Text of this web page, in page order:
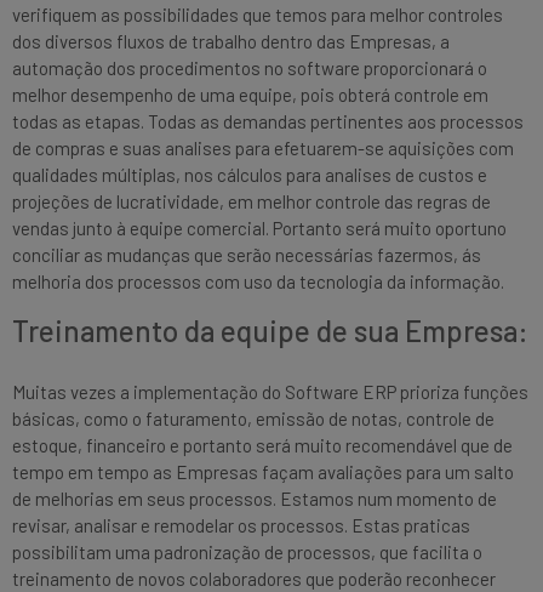
verifiquem as possibilidades que temos para melhor controles
dos diversos fluxos de trabalho dentro das Empresas, a
automação dos procedimentos no software proporcionará o
melhor desempenho de uma equipe, pois obterá controle em
todas as etapas. Todas as demandas pertinentes aos processos
de compras e suas analises para efetuarem-se aquisições com
qualidades múltiplas, nos cálculos para analises de custos e
projeções de lucratividade, em melhor controle das regras de
vendas junto à equipe comercial. Portanto será muito oportuno
conciliar as mudanças que serão necessárias fazermos, ás
melhoria dos processos com uso da tecnologia da informação.
Treinamento da equipe de sua Empresa:
Muitas vezes a implementação do Software ERP prioriza funções
básicas, como o faturamento, emissão de notas, controle de
estoque, financeiro e portanto será muito recomendável que de
tempo em tempo as Empresas façam avaliações para um salto
de melhorias em seus processos. Estamos num momento de
revisar, analisar e remodelar os processos. Estas praticas
possibilitam uma padronização de processos, que facilita o
treinamento de novos colaboradores que poderão reconhecer